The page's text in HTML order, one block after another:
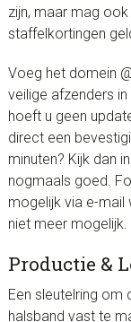
zijn, maar mag ook
staffelkortingen
Voeg het domein
veilige afzenders
hoeft u geen
direct een
minuten? Kijk dan
nogmaals goed.
mogelijk via e-mail
niet meer mogelijk.
Productie &
Een sleutelring om
halsband vast te